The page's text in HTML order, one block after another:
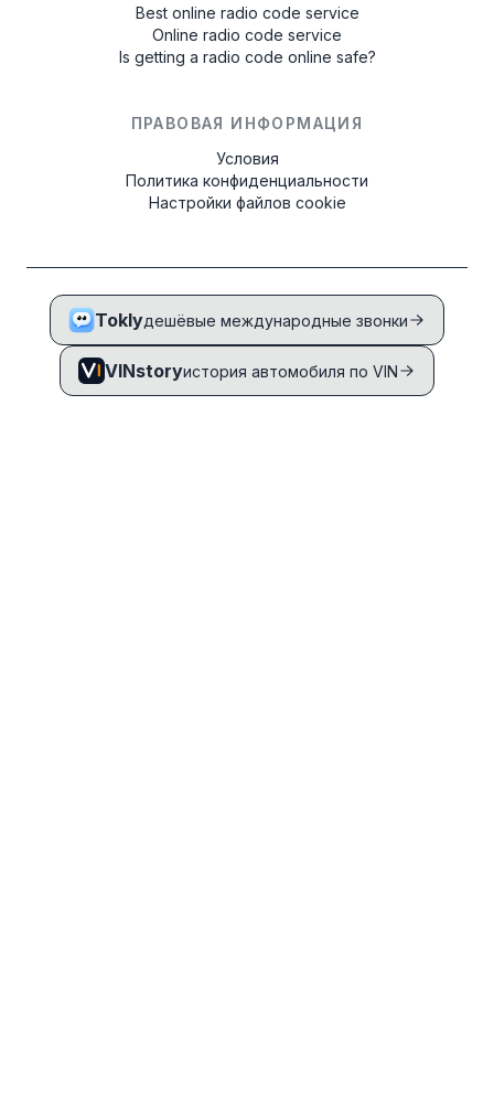
Best online radio code service
Online radio code service
Is getting a radio code online safe?
ПРАВОВАЯ ИНФОРМАЦИЯ
Условия
Политика конфиденциальности
Настройки файлов cookie
Toklyдешёвые международные звонки
VINstoryистория автомобиля по VIN